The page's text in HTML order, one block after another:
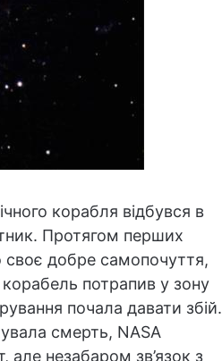
корабля відбувся в
Протягом перших
своє добре самопочуття,
потрапив у зону
почала давати збій.
смерть, NASA
але незабаром зв’язок з